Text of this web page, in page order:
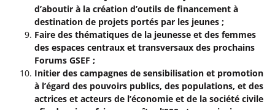
d’aboutir à la création d’outils de financement à
destination de projets portés par les jeunes ;
Faire des thématiques de la jeunesse et des femmes
des espaces centraux et transversaux des prochains
Forums GSEF ;
Initier des campagnes de sensibilisation et promotion
à l’égard des pouvoirs publics, des populations, et des
actrices et acteurs de l’économie et de la société civile